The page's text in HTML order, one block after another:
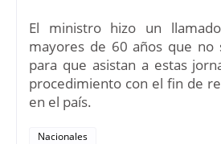
El ministro hizo un
mayores de 60 años que no
para que asistan a estas
procedimiento con el fin de
en el país.
Nacionales